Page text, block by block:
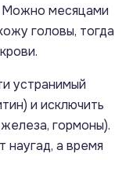
Можно месяцами
головы, тогда
устранимый
и исключить
гормоны).
наугад, а время